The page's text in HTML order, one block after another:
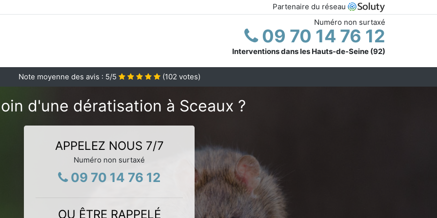
Partenaire du réseau
Numéro non surtaxé
09 70 14 76 12
Interventions dans les Hauts-de-Seine (92)
Note moyenne des avis : 5/5 (102 votes)
d'une dératisation à Sceaux ?
APPELEZ NOUS 7/7
Numéro non surtaxé
09 70 14 76 12
OU ÊTRE RAPPELÉ